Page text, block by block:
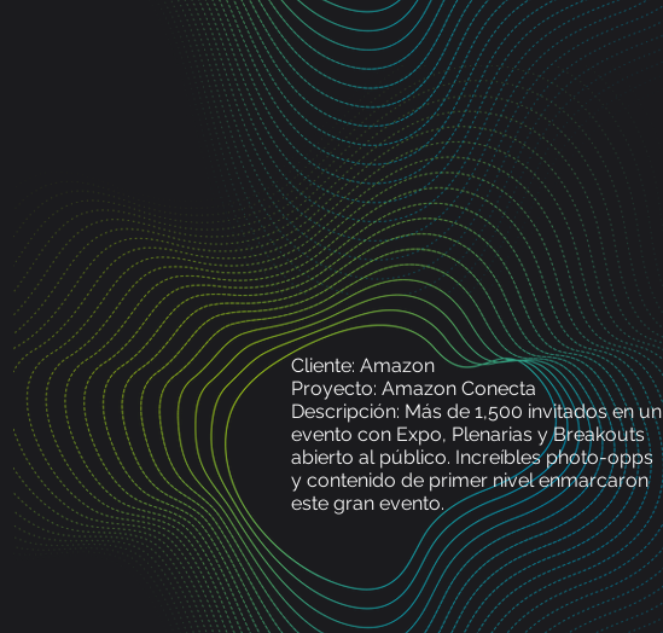
Cliente: Amazon
Proyecto: Amazon Conecta
Descripción: Más de 1,500 invitados en un
evento con Expo, Plenarias y Breakouts
abierto al público. Increíbles photo-opps
y contenido de primer nivel enmarcaron
este gran evento.